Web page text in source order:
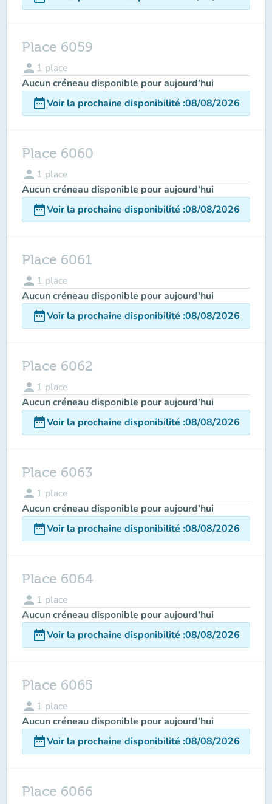
Place 6059
person 1 place
Aucun créneau disponible pour aujourd'hui
date_rangeVoir la prochaine disponibilité :08/08/2026
Place 6060
person 1 place
Aucun créneau disponible pour aujourd'hui
date_rangeVoir la prochaine disponibilité :08/08/2026
Place 6061
person 1 place
Aucun créneau disponible pour aujourd'hui
date_rangeVoir la prochaine disponibilité :08/08/2026
Place 6062
person 1 place
Aucun créneau disponible pour aujourd'hui
date_rangeVoir la prochaine disponibilité :08/08/2026
Place 6063
person 1 place
Aucun créneau disponible pour aujourd'hui
date_rangeVoir la prochaine disponibilité :08/08/2026
Place 6064
person 1 place
Aucun créneau disponible pour aujourd'hui
date_rangeVoir la prochaine disponibilité :08/08/2026
Place 6065
person 1 place
Aucun créneau disponible pour aujourd'hui
date_rangeVoir la prochaine disponibilité :08/08/2026
Place 6066